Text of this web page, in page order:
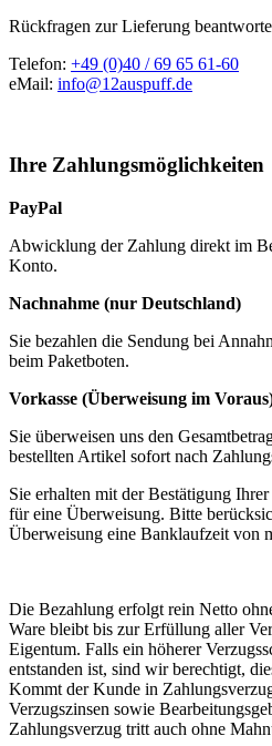
Rückfragen zur Lieferung
Telefon: +49 (0)40 / 69 65 61-60
eMail: info@12auspuff.de
Ihre Zahlungsmöglichkeiten
PayPal
Abwicklung der Zahlung direkt im
Konto.
Nachnahme (nur Deutschland)
Sie bezahlen die Sendung bei
beim Paketboten.
Vorkasse (Überweisung im
Sie überweisen uns den
bestellten Artikel sofort nach
Sie erhalten mit der Bestätigung
für eine Überweisung. Bitte
Überweisung eine Banklaufzeit von
Die Bezahlung erfolgt rein Netto
Ware bleibt bis zur Erfüllung aller
Eigentum. Falls ein höherer
entstanden ist, sind wir berechtigt,
Kommt der Kunde in
Verzugszinsen sowie
Zahlungsverzug tritt auch ohne